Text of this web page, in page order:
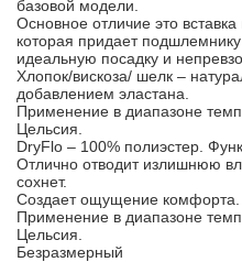
базовой модели.
Основное отличие это вставка
которая придает
идеальную посадку и
Хлопок/вискоза/ шелк –
добавлением эластана.
Применение в диапазоне
Цельсия.
DryFlo – 100% полиэстер.
Отлично отводит излишнюю
сохнет.
Создает ощущение комфорта.
Применение в диапазоне
Цельсия.
Безразмерный